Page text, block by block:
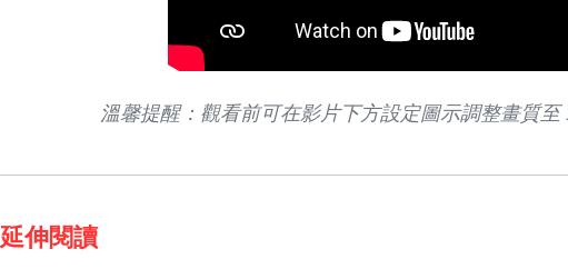
溫馨提醒：觀看前可在影片下方設定圖示調整畫質
延伸閱讀